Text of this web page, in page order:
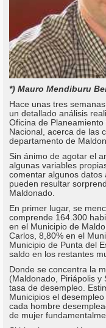
*) Mauro Mendiburu
Hace unas tres
un detallado análisis
Oficina de
Nacional, acerca de las
departamento de
Sin ánimo de agotar el
algunas variables
comentar algunos datos
pueden resultar
Maldonado.
En primer lugar, se
comprende 164.300
en el Municipio de
Carlos, 8,80% en el
Municipio de Punta del
saldo en los restantes
Donde se concentra la
(Maldonado, Piriápolis y
tasa de desempleo.
Municipios el
cada hombre
de mujer